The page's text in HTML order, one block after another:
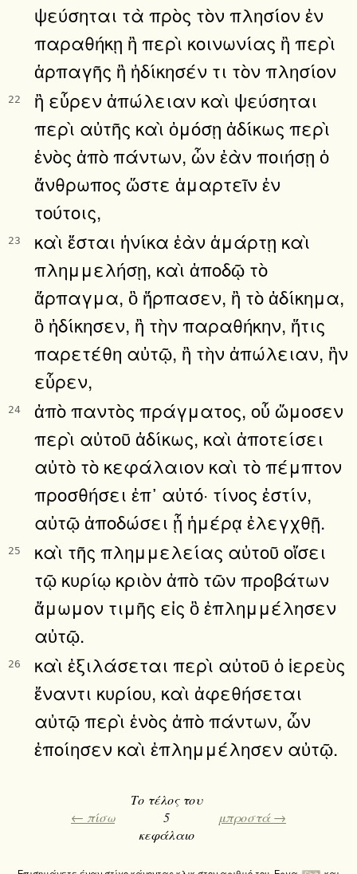
ψεύσηται τὰ πρὸς τὸν πλησίον ἐν
παραθήκῃ ἢ περὶ κοινωνίας ἢ περὶ
ἁρπαγῆς ἢ ἠδίκησέν τι τὸν πλησίον
22
ἢ εὗρεν ἀπώλειαν καὶ ψεύσηται
περὶ αὐτῆς καὶ ὀμόσῃ ἀδίκως περὶ
ἑνὸς ἀπὸ πάντων, ὧν ἐὰν ποιήσῃ ὁ
ἄνθρωπος ὥστε ἁμαρτεῖν ἐν
τούτοις,
23
καὶ ἔσται ἡνίκα ἐὰν ἁμάρτῃ καὶ
πλημμελήσῃ, καὶ ἀποδῷ τὸ
ἅρπαγμα, ὃ ἥρπασεν, ἢ τὸ ἀδίκημα,
ὃ ἠδίκησεν, ἢ τὴν παραθήκην, ἥτις
παρετέθη αὐτῷ, ἢ τὴν ἀπώλειαν, ἣν
εὗρεν,
24
ἀπὸ παντὸς πράγματος, οὗ ὤμοσεν
περὶ αὐτοῦ ἀδίκως, καὶ ἀποτείσει
αὐτὸ τὸ κεφάλαιον καὶ τὸ πέμπτον
προσθήσει ἐπ᾿ αὐτό· τίνος ἐστίν,
αὐτῷ ἀποδώσει ᾗ ἡμέρᾳ ἐλεγχθῇ.
25
καὶ τῆς πλημμελείας αὐτοῦ οἴσει
τῷ κυρίῳ κριὸν ἀπὸ τῶν προβάτων
ἄμωμον τιμῆς εἰς ὃ ἐπλημμέλησεν
αὐτῷ.
26
καὶ ἐξιλάσεται περὶ αὐτοῦ ὁ ἱερεὺς
ἔναντι κυρίου, καὶ ἀφεθήσεται
αὐτῷ περὶ ἑνὸς ἀπὸ πάντων, ὧν
ἐποίησεν καὶ ἐπλημμέλησεν αὐτῷ.
← πίσω
Το τέλος του
5
κεφάλαιο
μπροστά →